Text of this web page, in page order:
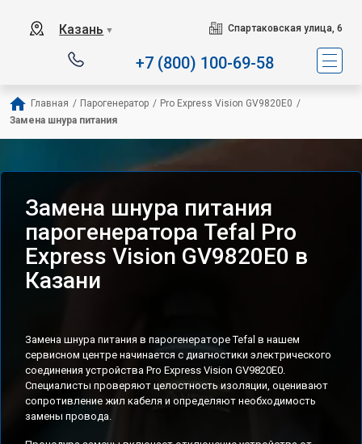
Казань ▼ Спартаковская улица, 6
+7 (800) 100-69-58
Главная / Парогенератор / Pro Express Vision GV9820E0 /
Замена шнура питания
Замена шнура питания
парогенератора Tefal Pro
Express Vision GV9820E0 в
Казани
Замена шнура питания в парогенераторе Tefal в нашем
сервисном центре начинается с диагностики электрического
соединения устройства Pro Express Vision GV9820E0.
Специалисты проверяют целостность изоляции, оценивают
сопротивление жил кабеля и определяют необходимость
замены провода.